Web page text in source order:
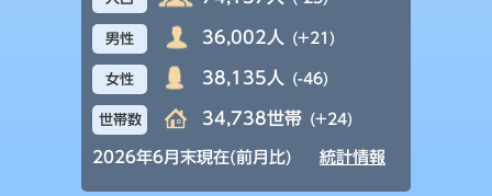
男性 36,002人 (+21)
女性 38,135人 (-46)
世帯数 34,738世帯 (+24)
2026年6月末現在(前月比) 統計情報